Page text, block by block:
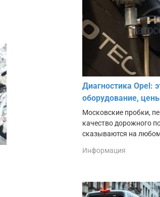
Диагностика Opel:
оборудование,
Московские пробки,
качество дорожного
сказываются на
Информация